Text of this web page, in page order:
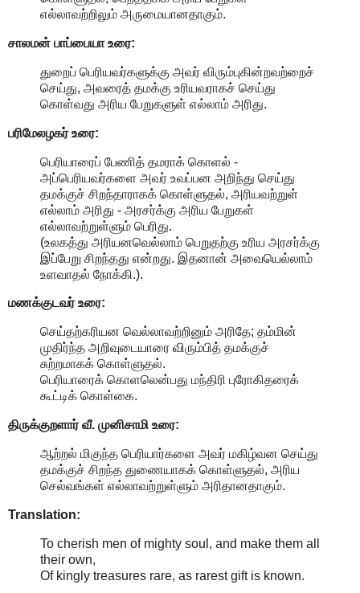
எல்லாவற்றிலும் அருமையானதாகும்.
சாலமன் பாப்பையா உரை:
துறைப் பெரியவர்களுக்கு அவர் விரும்புகின்றவற்றைச்
செய்து, அவரைத் தமக்கு உரியவராகச் செய்து
கொள்வது அரிய பேறுகளுள் எல்லாம் அரிது.
பரிமேலழகர் உரை:
பெரியாரைப் பேணித் தமராக் கொளல் -
அப்பெரியவர்களை அவர் உவப்பன அறிந்து செய்து
தமக்குச் சிறந்தாராகக் கொள்ளுதல், அரியவற்றுள்
எல்லாம் அரிது - அரசர்க்கு அரிய பேறுகள்
எல்லாவற்றுள்ளும் பெரிது.
(உலகத்து அரியனவெல்லாம் பெறுதற்கு உரிய அரசர்க்கு
இப்பேறு சிறந்தது என்றது. இதனான் அவையெல்லாம்
உளவாதல் நோக்கி.).
மணக்குடவர் உரை:
செய்தற்கரியன வெல்லாவற்றினும் அரிதே; தம்மின்
முதிர்ந்த அறிவுடையாரை விரும்பித் தமக்குச்
சுற்றமாகக் கொள்ளுதல்.
பெரியாரைக் கொளலென்பது மந்திரி புரோகிதரைக்
கூட்டிக் கொள்கை.
திருக்குறளார் வீ. முனிசாமி உரை:
ஆற்றல் மிகுந்த பெரியார்களை அவர் மகிழ்வன செய்து
தமக்குச் சிறந்த துணையாகக் கொள்ளுதல், அரிய
செல்வங்கள் எல்லாவற்றுள்ளும் அரிதானதாகும்.
Translation:
To cherish men of mighty soul, and make them all
their own,
Of kingly treasures rare, as rarest gift is known.